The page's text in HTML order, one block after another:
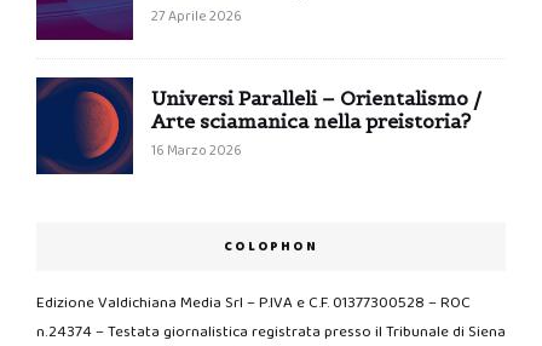
27 Aprile 2026
Universi Paralleli – Orientalismo /
Arte sciamanica nella preistoria?
16 Marzo 2026
COLOPHON
Edizione Valdichiana Media Srl – P.IVA e C.F. 01377300528 – ROC
n.24374 – Testata giornalistica registrata presso il Tribunale di Siena